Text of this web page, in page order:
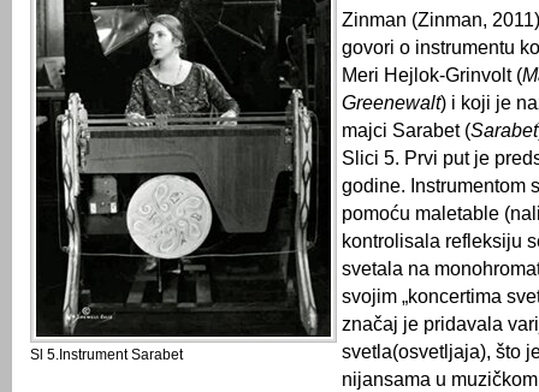
Sl 5.Instrument Sarabet
Zinman (Zinman,
govori o instrumentu
Meri Hejlok-Grinvolt (
Greenewalt) i koji je
majci Sarabet (Sarabet
Slici 5. Prvi put je
godine. Instrumentom
pomoću maletable
kontrolisala refleksiju
svetala na
svojim „koncertima
značaj je pridavala
svetla(osvetljaja), što
nijansama u